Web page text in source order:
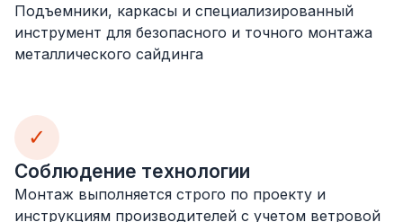
Подъемники, каркасы и специализированный
инструмент для безопасного и точного монтажа
металлического сайдинга
✓
Соблюдение технологии
Монтаж выполняется строго по проекту и
инструкциям производителей с учетом ветровой